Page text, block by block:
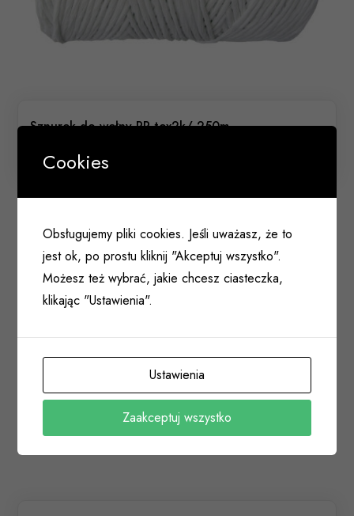
Sznurek do wełny PP tex2k/ 250m
027 222
Cookies
Obsługujemy pliki cookies. Jeśli uważasz, że to
jest ok, po prostu kliknij "Akceptuj wszystko".
Możesz też wybrać, jakie chcesz ciasteczka,
klikając "Ustawienia".
Ustawienia
Zaakceptuj wszystko